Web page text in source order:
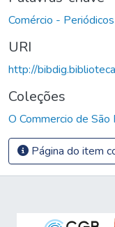
Comércio - Periódicos
URI
http://
Coleções
O Commercio de São
Página do item